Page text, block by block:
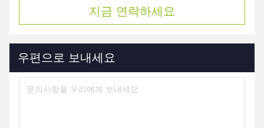
지금 연락하세요
우편으로 보내세요